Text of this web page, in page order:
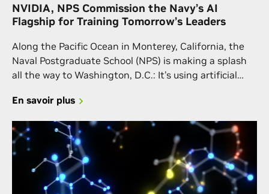
NVIDIA, NPS Commission the Navy’s AI
Flagship for Training Tomorrow’s Leaders
Along the Pacific Ocean in Monterey, California, the
Naval Postgraduate School (NPS) is making a splash
all the way to Washington, D.C.: It’s using artificial
educating tomorrow’s leaders in AI skills. Like Silicon
flagship academic graduate university, to hold
hackathons, […]
En savoir plus